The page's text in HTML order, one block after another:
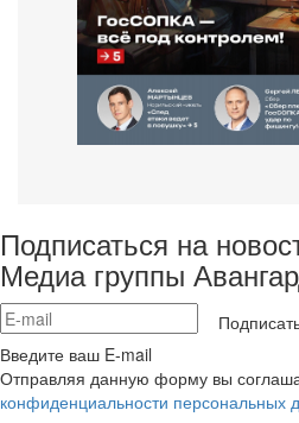
Подписаться на
Медиа группы
Введите ваш E-mail
Отправляя данную форму вы
конфиденциальности персональных